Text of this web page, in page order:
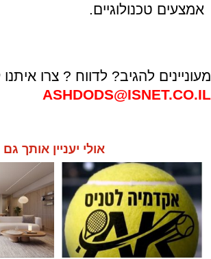
אמצעים טכנולוגיים.
מעוניינים להגיב? לדווח ? צרו
ASHDODS@ISNET.CO.IL
אולי יעניין אותך גם